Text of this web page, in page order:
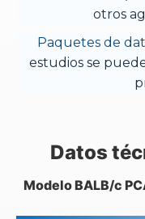
otros
Paquetes de
estudios se
Datos
Modelo BALB/c